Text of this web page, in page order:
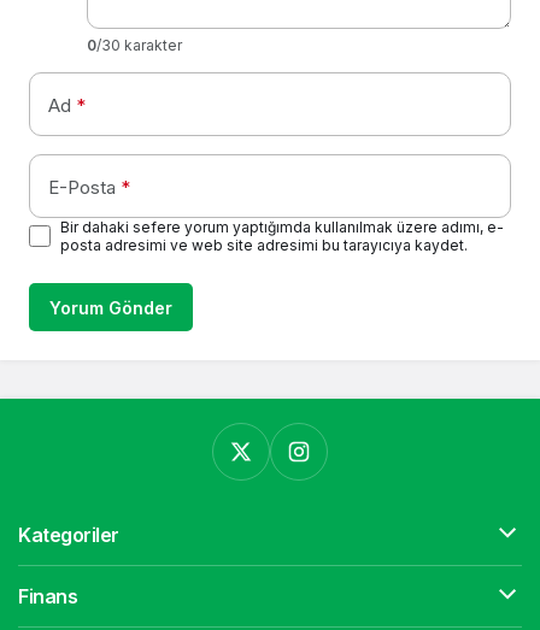
0/30 karakter
Ad *
E-Posta *
Bir dahaki sefere yorum yaptığımda kullanılmak üzere adımı, e-
posta adresimi ve web site adresimi bu tarayıcıya kaydet.
Yorum Gönder
Kategoriler
Finans